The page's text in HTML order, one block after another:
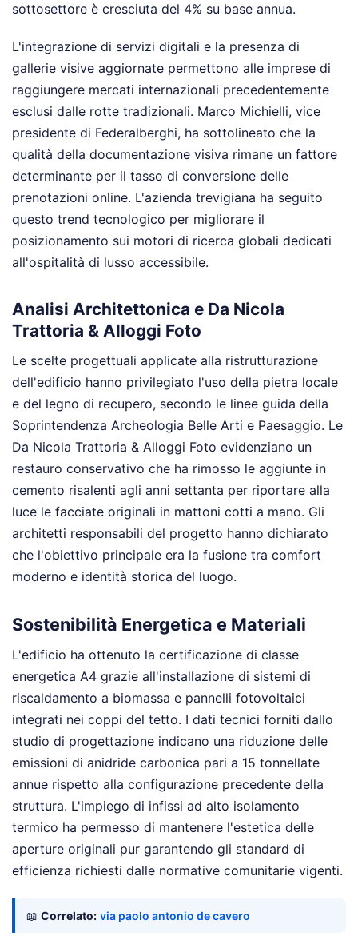
sottosettore è cresciuta del 4% su base annua.
L'integrazione di servizi digitali e la presenza di
gallerie visive aggiornate permettono alle imprese di
raggiungere mercati internazionali precedentemente
esclusi dalle rotte tradizionali. Marco Michielli, vice
presidente di Federalberghi, ha sottolineato che la
qualità della documentazione visiva rimane un fattore
determinante per il tasso di conversione delle
prenotazioni online. L'azienda trevigiana ha seguito
questo trend tecnologico per migliorare il
posizionamento sui motori di ricerca globali dedicati
all'ospitalità di lusso accessibile.
Analisi Architettonica e Da Nicola
Trattoria & Alloggi Foto
Le scelte progettuali applicate alla ristrutturazione
dell'edificio hanno privilegiato l'uso della pietra locale
e del legno di recupero, secondo le linee guida della
Soprintendenza Archeologia Belle Arti e Paesaggio. Le
Da Nicola Trattoria & Alloggi Foto evidenziano un
restauro conservativo che ha rimosso le aggiunte in
cemento risalenti agli anni settanta per riportare alla
luce le facciate originali in mattoni cotti a mano. Gli
architetti responsabili del progetto hanno dichiarato
che l'obiettivo principale era la fusione tra comfort
moderno e identità storica del luogo.
Sostenibilità Energetica e Materiali
L'edificio ha ottenuto la certificazione di classe
energetica A4 grazie all'installazione di sistemi di
riscaldamento a biomassa e pannelli fotovoltaici
integrati nei coppi del tetto. I dati tecnici forniti dallo
studio di progettazione indicano una riduzione delle
emissioni di anidride carbonica pari a 15 tonnellate
annue rispetto alla configurazione precedente della
struttura. L'impiego di infissi ad alto isolamento
termico ha permesso di mantenere l'estetica delle
aperture originali pur garantendo gli standard di
efficienza richiesti dalle normative comunitarie vigenti.
📖 Correlato: via paolo antonio de cavero